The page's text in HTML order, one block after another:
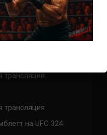
трансляция
трансляция
на UFC 324: